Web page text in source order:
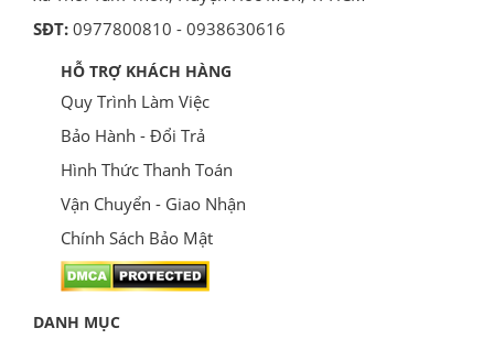
SĐT: 0977800810 - 0938630616
HỖ TRỢ KHÁCH HÀNG
Quy Trình Làm Việc
Bảo Hành - Đổi Trả
Hình Thức Thanh Toán
Vận Chuyển - Giao Nhận
Chính Sách Bảo Mật
DANH MỤC